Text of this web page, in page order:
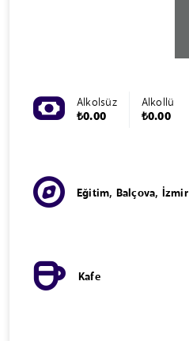
Alkolsüz
₺0.00
Alkollü
₺0.00
Eğitim, Balçova, İzmir
Kafe